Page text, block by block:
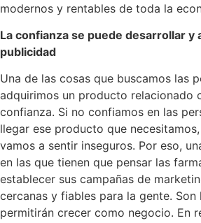
modernos y rentables de toda la
La confianza se puede desarrollar y
publicidad
Una de las cosas que buscamos las
adquirimos un producto relacionado
confianza. Si no confiamos en las
llegar ese producto que
vamos a sentir inseguros. Por eso,
en las que tienen que pensar las
establecer sus campañas de
cercanas y fiables para la gente. Son
permitirán crecer como negocio. En